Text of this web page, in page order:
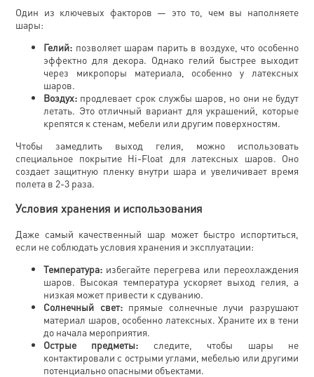
Один из ключевых факторов — это то, чем вы наполняете
шары:
Гелий: позволяет шарам парить в воздухе, что особенно
эффектно для декора. Однако гелий быстрее выходит
через микропоры материала, особенно у латексных
шаров.
Воздух: продлевает срок службы шаров, но они не будут
летать. Это отличный вариант для украшений, которые
крепятся к стенам, мебели или другим поверхностям.
Чтобы замедлить выход гелия, можно использовать
специальное покрытие Hi-Float для латексных шаров. Оно
создает защитную пленку внутри шара и увеличивает время
полета в 2-3 раза.
Условия хранения и использования
Даже самый качественный шар может быстро испортиться,
если не соблюдать условия хранения и эксплуатации:
Температура: избегайте перегрева или переохлаждения
шаров. Высокая температура ускоряет выход гелия, а
низкая может привести к сдуванию.
Солнечный свет:прямые солнечные лучи разрушают
материал шаров, особенно латексных. Храните их в тени
до начала мероприятия.
Острые предметы: следите, чтобы шары не
контактировали с острыми углами, мебелью или другими
потенциально опасными объектами.